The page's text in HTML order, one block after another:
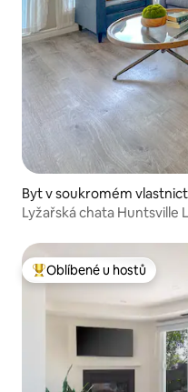
Byt v soukromém
ille
Lyžařská chata Huntsville
Nejlepší v kategorii
Oblíbené u hostů